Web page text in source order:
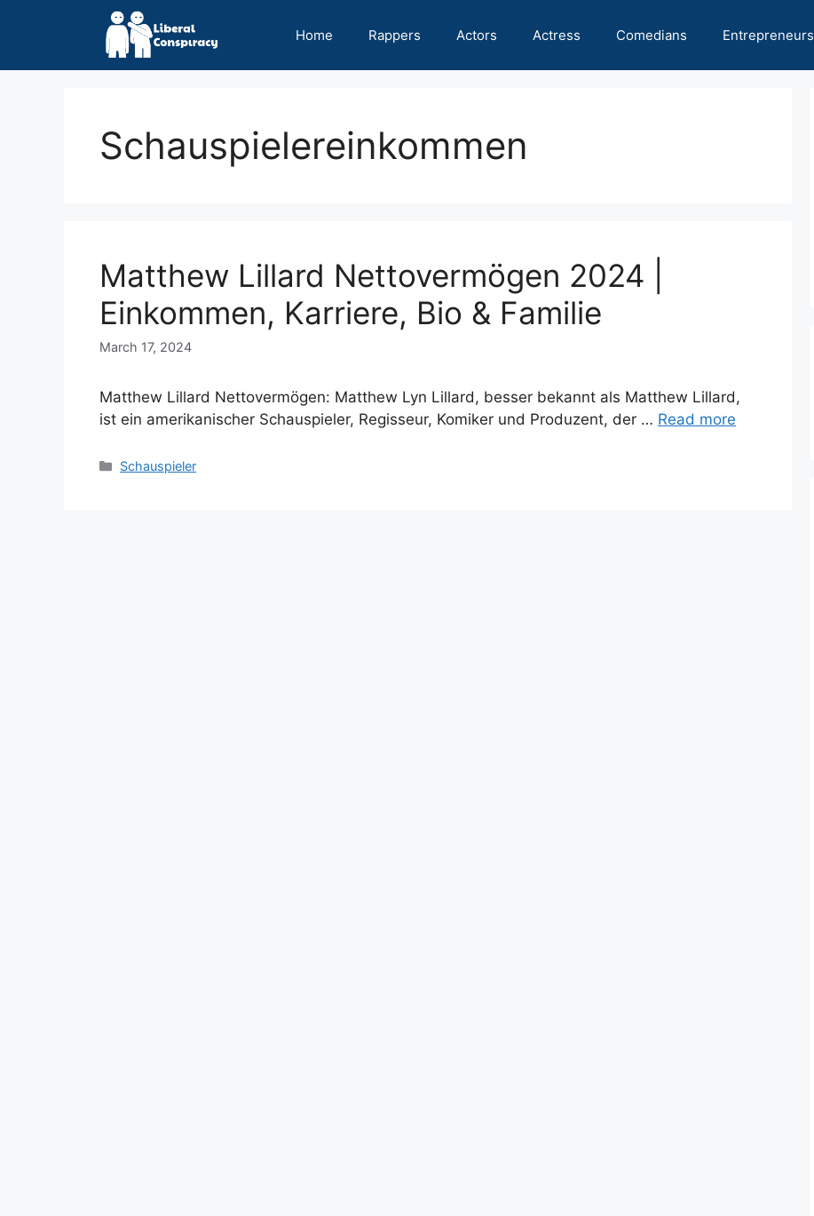
Home Rappers Actors Actress Comedians Entrepreneurs
Schauspielereinkommen
Matthew Lillard Nettovermögen 2024 |
Einkommen, Karriere, Bio & Familie
March 17, 2024
Matthew Lillard Nettovermögen: Matthew Lyn Lillard, besser bekannt als Matthew Lillard,
ist ein amerikanischer Schauspieler, Regisseur, Komiker und Produzent, der … Read more
Categories
Schauspieler